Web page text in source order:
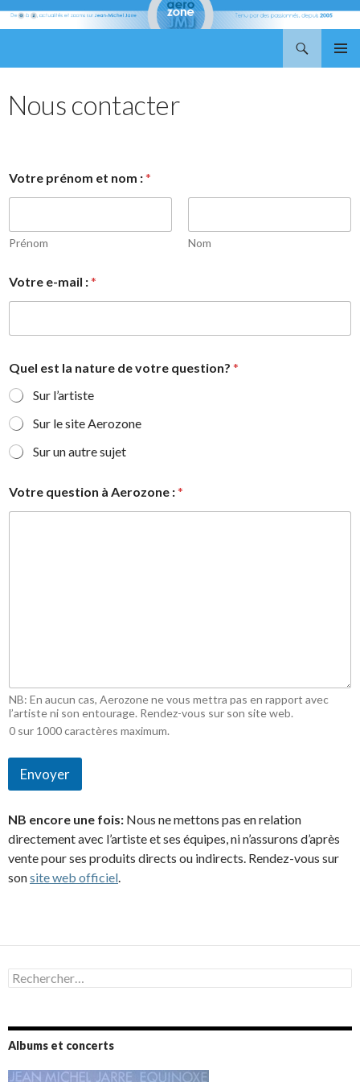
CONTENU
Nous contacter
Votre prénom et nom :*
Prénom Nom
Votre e-mail :*
Quel est la nature de votre question? *
Sur l’artiste
Sur le site Aerozone
Sur un autre sujet
Votre question à Aerozone :*
NB: En aucun cas, Aerozone ne vous mettra pas en rapport avec
l’artiste ni son entourage. Rendez-vous sur son site web.
0 sur 1000 caractères maximum.
Envoyer
NB encore une fois: Nous ne mettons pas en relation
directement avec l’artiste et ses équipes, ni n’assurons d’après
vente pour ses produits directs ou indirects. Rendez-vous sur
sonsite web officiel
Rechercher :
Albums et concerts